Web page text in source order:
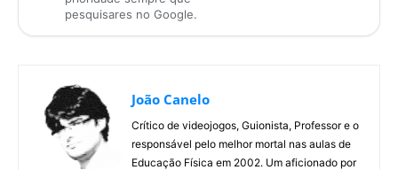
pesquisares no Google.
João Canelo
Crítico de videojogos, Guionista, Professor e o
responsável pelo melhor mortal nas aulas de
Educação Física em 2002. Um aficionado por